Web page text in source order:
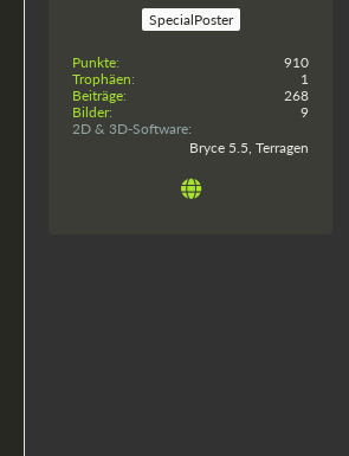
SpecialPoster
Punkte
910
Trophäen
1
Beiträge
268
Bilder
9
2D & 3D-Software
Bryce 5.5, Terragen